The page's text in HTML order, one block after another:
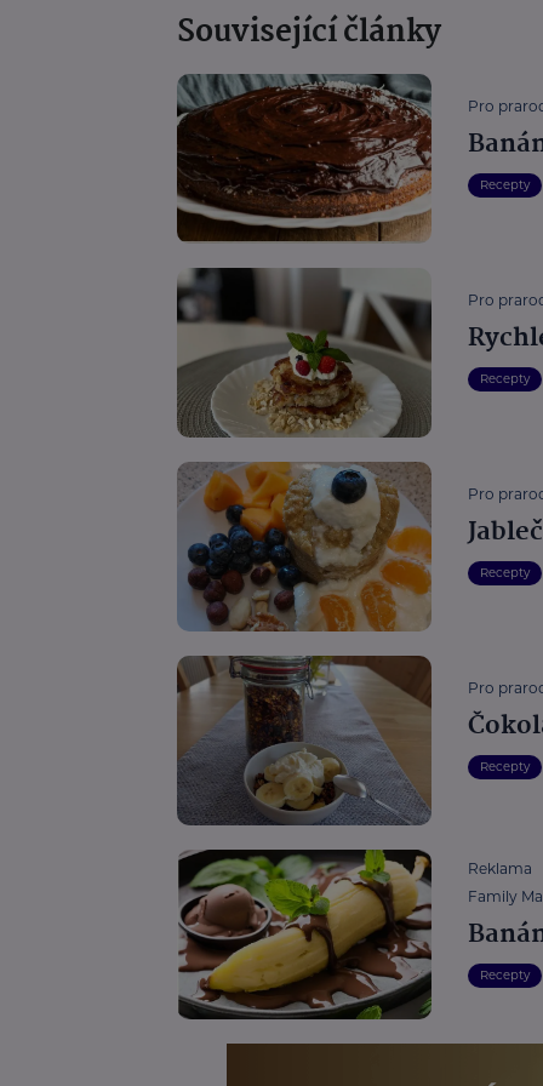
Související články
Pro
Recepty
Pro
Recepty
Pro
Recepty
Pro
Recepty
Reklama
Family
Recepty